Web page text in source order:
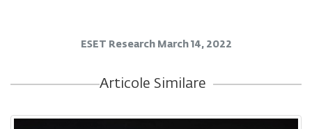
ESET Research March 14, 2022
Articole Similare